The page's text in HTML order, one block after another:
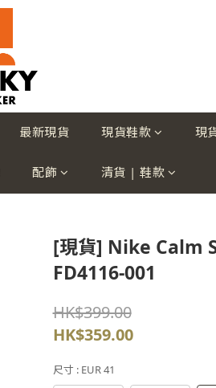
最新現貨 現貨鞋款 現
配飾 清貨 | 鞋款
[現貨] Nike Calm
FD4116-001
HK$399.00
HK$359.00
尺寸 : EUR 41